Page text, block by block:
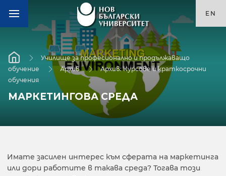
EN
Училище за професионално и продължаващо
обучение
Архив
Архив: Курсове и краткосрочни
обучения
МАРКЕТИНГОВА СРЕДА
Имате засилен интерес към сферата на маркетинга
или дори работите в такава среда? Тогава този